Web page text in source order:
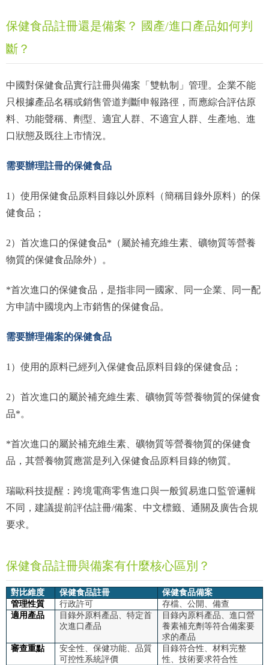
保健食品註冊還是備案？ 國產/進口產品如何判
斷？
中國對保健食品實行註冊與備案「雙軌制」管理。企業不能
只根據產品名稱或銷售管道判斷申報路徑，而應綜合評估原
料、功能聲稱、劑型、適宜人群、不適宜人群、生產地、進
口狀態及既往上市情況。
需要辦理註冊的保健食品
1）使用保健食品原料目錄以外原料（簡稱目錄外原料）的保
健食品；
2）首次進口的保健食品*（屬於補充維生素、礦物質等營養
物質的保健食品除外）。
*首次進口的保健食品，是指非同一國家、同一企業、同一配
方申請中國境內上市銷售的保健食品。
需要辦理備案的保健食品
1）使用的原料已經列入保健食品原料目錄的保健食品；
2）首次進口的屬於補充維生素、礦物質等營養物質的保健食
品*。
*首次進口的屬於補充維生素、礦物質等營養物質的保健食
品，其營養物質應當是列入保健食品原料目錄的物質。
瑞歐科技提醒：跨境電商零售進口與一般貿易進口監管邏輯
不同，建議提前評估註冊/備案、中文標籤、通關及廣告合規
要求。
保健食品註冊與備案有什麼核心區別？
對比維度 保健食品註冊
保健食品備案
管理性質
行政許可 存檔、公開、備查
適用產品
目錄外原料產品、特定首
次進口產品
目錄內原料產品、進口營
養素補充劑等符合備案要
求的產品
審查重點
安全性、保健功能、品質
可控性系統評價
目錄符合性、材料完整
性、技術要求符合性